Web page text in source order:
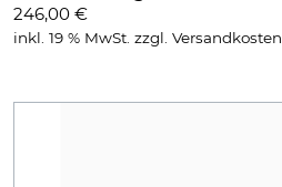
246,00 €
inkl. 19 % MwSt. zzgl. Versandkosten